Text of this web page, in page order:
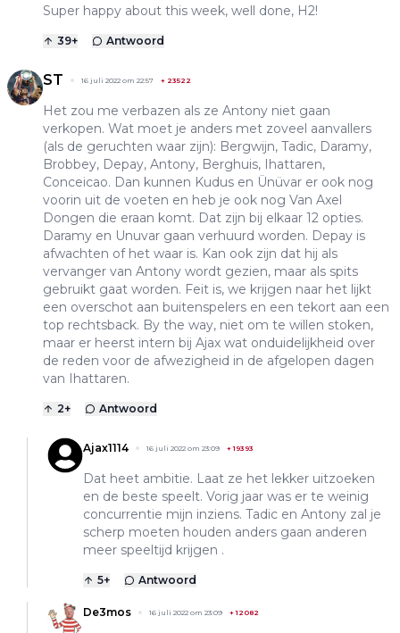
Super happy about this week, well done, H2!
39+ Antwoord
ST 16 juli 2022 om 22:57 + 23522
Het zou me verbazen als ze Antony niet gaan
verkopen. Wat moet je anders met zoveel aanvallers
(als de geruchten waar zijn): Bergwijn, Tadic, Daramy,
Brobbey, Depay, Antony, Berghuis, Ihattaren,
Conceicao. Dan kunnen Kudus en Ünüvar er ook nog
voorin uit de voeten en heb je ook nog Van Axel
Dongen die eraan komt. Dat zijn bij elkaar 12 opties.
Daramy en Unuvar gaan verhuurd worden. Depay is
afwachten of het waar is. Kan ook zijn dat hij als
vervanger van Antony wordt gezien, maar als spits
gebruikt gaat worden. Feit is, we krijgen naar het lijkt
een overschot aan buitenspelers en een tekort aan een
top rechtsback. By the way, niet om te willen stoken,
maar er heerst intern bij Ajax wat onduidelijkheid over
de reden voor de afwezigheid in de afgelopen dagen
van Ihattaren.
2+ Antwoord
Ajax1114 16 juli 2022 om 23:09 +19393
Dat heet ambitie. Laat ze het lekker uitzoeken
en de beste speelt. Vorig jaar was er te weinig
concurrentie mijn inziens. Tadic en Antony zal je
scherp moeten houden anders gaan anderen
meer speeltijd krijgen .
5+ Antwoord
De3mos 16 juli 2022 om 23:09 +12082